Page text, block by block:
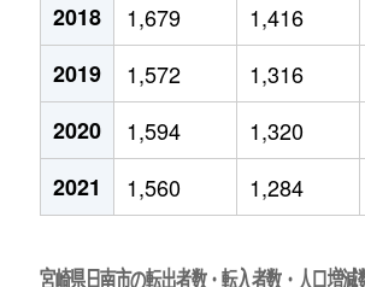
2018
1,679 1,416
2019
1,572 1,316
2020
1,594 1,320
2021
1,560 1,284